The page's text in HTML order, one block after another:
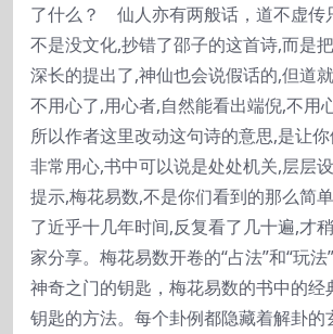
了什么？ 仙人亦有两般话，道不虚传
不是没文化,抄错了邵子的这首诗,而是
深长的提出了,神仙也会说假话的,但道
不用心了,用心者,自然能看出端倪,不用
所以作者这里改动这句诗的意思,是让
非常用心,书中可以说是处处机关,层层
提示,梅花易数,不是你们看到的那么简
了近乎十几年时间,反复看了几十遍,才
家分享。梅花易数开卷的“占法”和“玩
神奇之门的钥匙，梅花易数的书中的经
钥匙的方法。每个卦例都隐藏着解卦的